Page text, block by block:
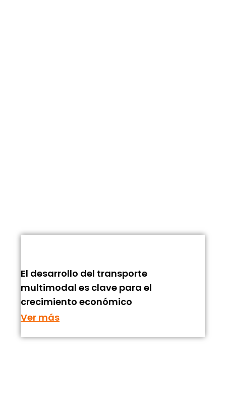
El desarrollo del transporte
multimodal es clave para el
crecimiento económico
Ver más